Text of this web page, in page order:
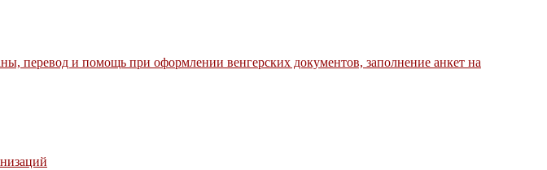
перевод и помощь при оформлении венгерских документов, заполнение анкет на